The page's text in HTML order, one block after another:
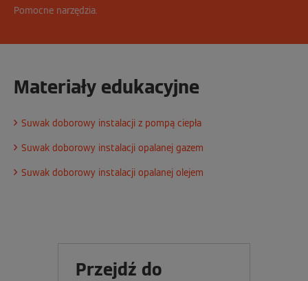
Pomocne narzędzia.
Materiały edukacyjne
Suwak doborowy instalacji z pompą ciepła
Suwak doborowy instalacji opalanej gazem
Suwak doborowy instalacji opalanej olejem
Przejdź do